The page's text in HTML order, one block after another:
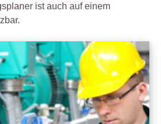
ist auch auf einem